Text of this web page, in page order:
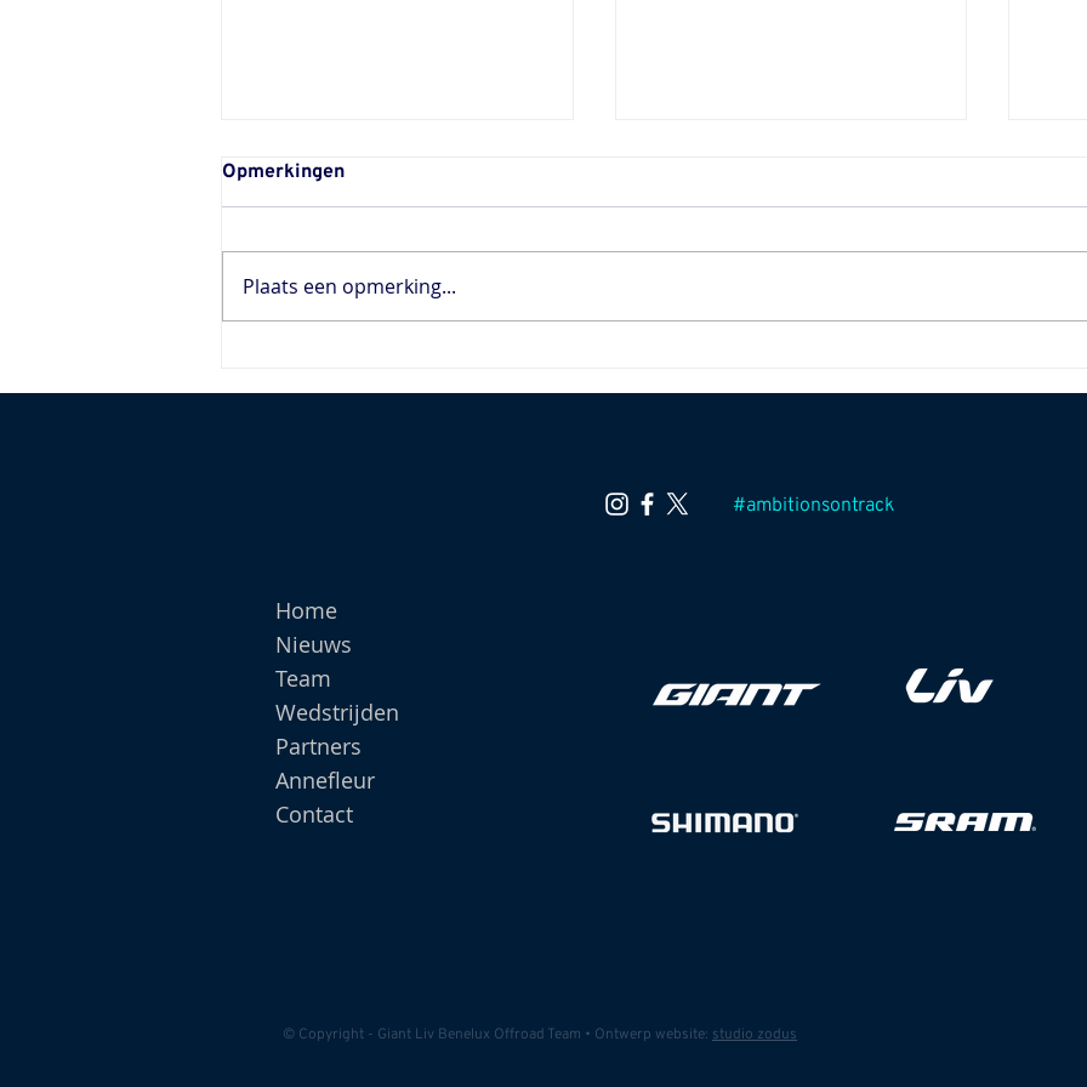
Een
Zandvoort
Opmerkingen
Plaats een opmerking...
Home
Nieuws
Team
Wedstrijden
Partners
Annefleur
Contact
#ambitionsontrack
© Copyright - Giant Liv Benelux Offroad Team • Ontwerp website: studio zodus